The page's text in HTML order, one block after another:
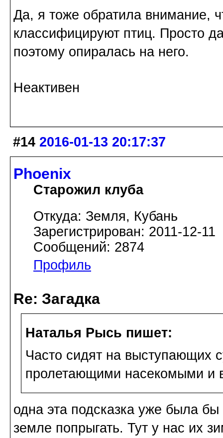
Да, я тоже обратила внимание,
классифицируют птиц. Просто
поэтому опиралась на него.
Неактивен
#14 2016-01-13 20:17:37
Phoenix
Старожил клуба
Откуда: Земля, Кубань
Зарегистрирован: 2011-12-11
Сообщений: 2874
Профиль
Re: Загадка
Наталья Рысь пишет:
Часто сидят на выступающих
пролетающими насекомыми и
одна эта подсказка уже была
земле попрыгать. Тут у нас их